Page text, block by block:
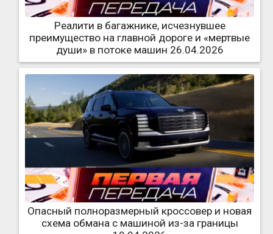
Реалити в багажнике, исчезнувшее
преимущество на главной дороге и «мертвые
души» в потоке машин 26.04.2026
Опасный полноразмерный кроссовер и новая
схема обмана с машиной из-за границы